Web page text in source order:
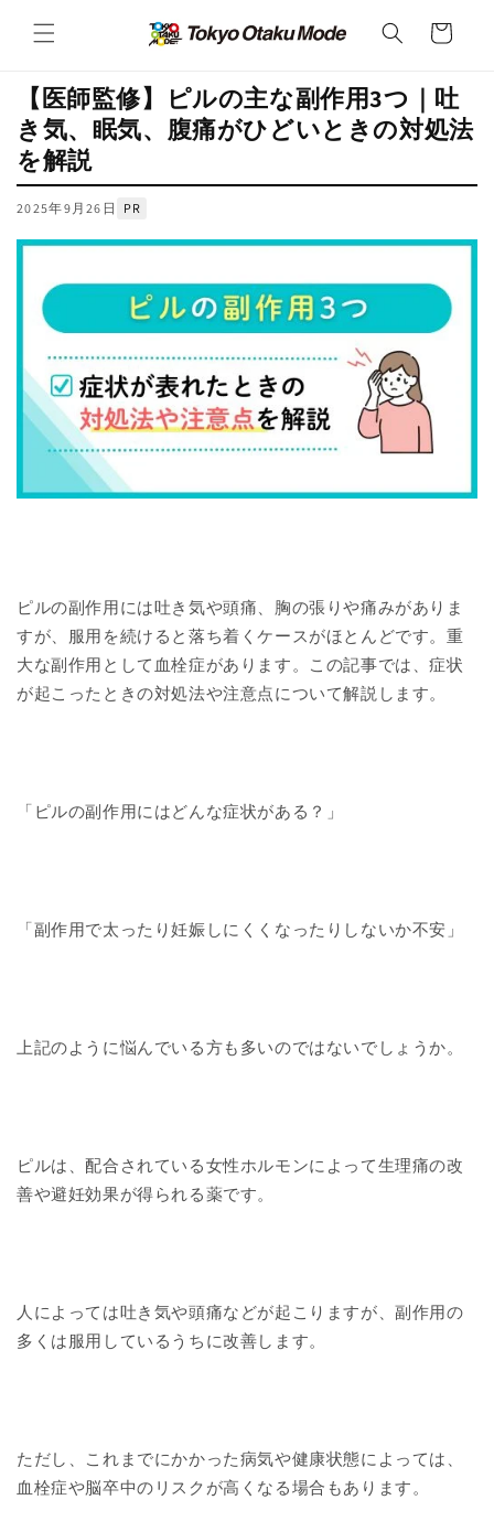
ンツに
進む
ー
【医師監修】ピルの主な副作用3つ｜吐
き気、眠気、腹痛がひどいときの対処法
を解説
2025年9月26日 PR
ピルの副作用には吐き気や頭痛、胸の張りや痛みがありま
すが、服用を続けると落ち着くケースがほとんどです。重
大な副作用として血栓症があります。この記事では、症状
が起こったときの対処法や注意点について解説します。
「ピルの副作用にはどんな症状がある？」
「副作用で太ったり妊娠しにくくなったりしないか不安」
上記のように悩んでいる方も多いのではないでしょうか。
ピルは、配合されている女性ホルモンによって生理痛の改
善や避妊効果が得られる薬です。
人によっては吐き気や頭痛などが起こりますが、副作用の
多くは服用しているうちに改善します。
ただし、これまでにかかった病気や健康状態によっては、
血栓症や脳卒中のリスクが高くなる場合もあります。